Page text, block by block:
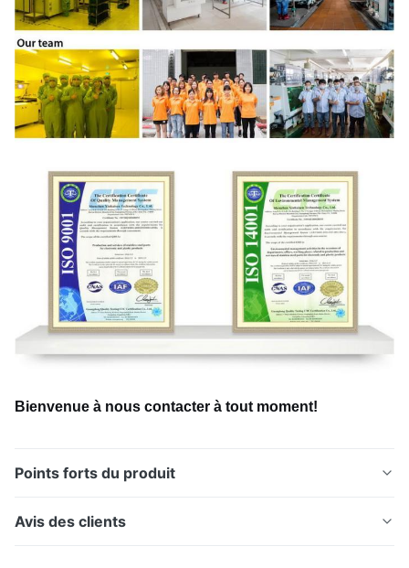
Bienvenue à nous contacter à tout moment!
Points forts du produit
haute précision en utilisant une technologie avancée
Avis des clients